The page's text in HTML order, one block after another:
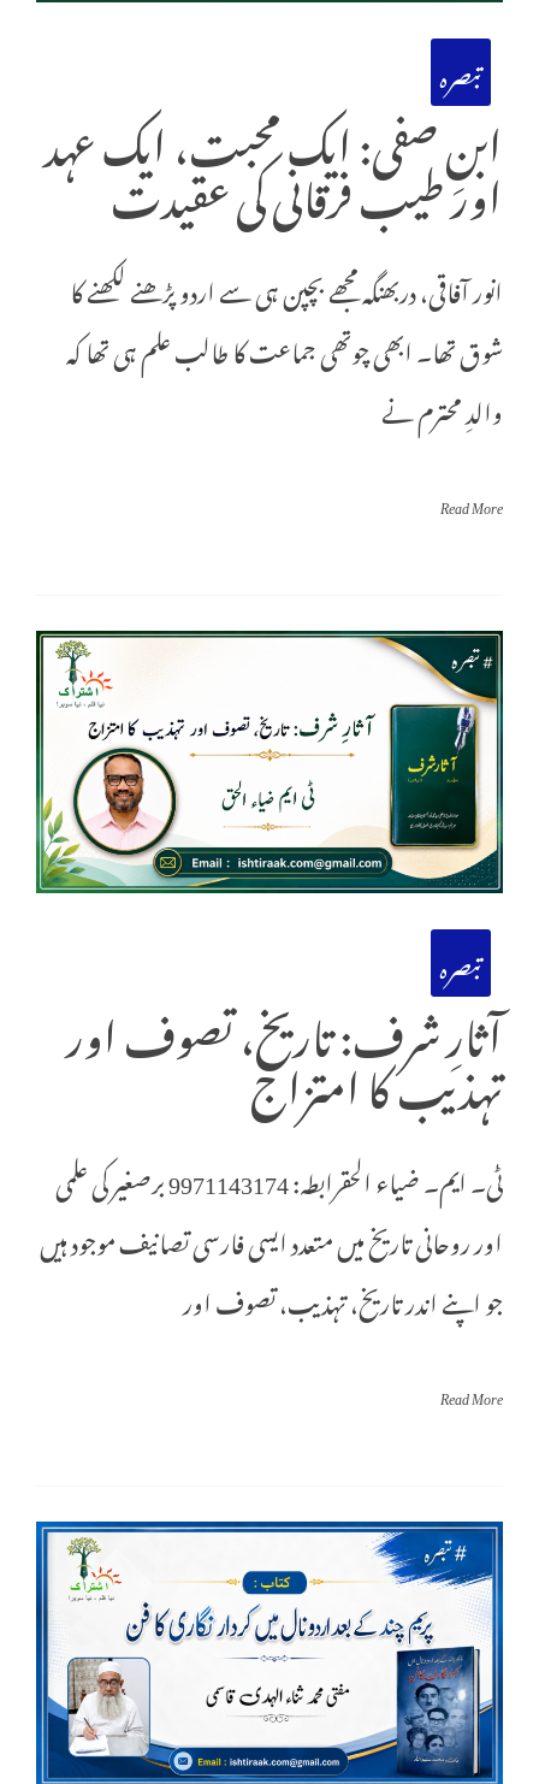
تبصرہ
ابنِ صفی: ایک محبت، ایک عہد
اور طیب فرقانی کی عقیدت
انور آفاقی، دربھنگہ مجھے بچپن ہی سے اردو پڑھنے لکھنے کا
شوق تھا۔ ابھی چوتھی جماعت کا طالب علم ہی تھا کہ
والدِ محترم نے
Read More
تبصرہ
آثارِ شرف: تاریخ، تصوف اور
تہذیب کا امتزاج
ٹی۔ ایم۔ ضیاء الحقرابطہ: 9971143174 برصغیر کی علمی
اور روحانی تاریخ میں متعدد ایسی فارسی تصانیف موجود ہیں
جو اپنے اندر تاریخ، تہذیب، تصوف اور
Read More